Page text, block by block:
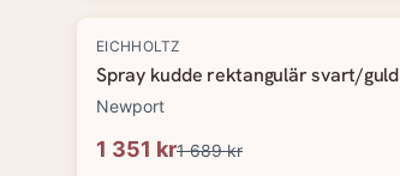
-20%
EICHHOLTZ
Spray kudde rektangulär svart/guld
Newport
1 351 kr1 689 kr